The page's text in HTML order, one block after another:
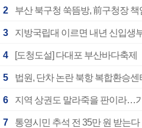
2 부산 북구청 쑥뜸방, 前구청장
3 지방국립대 이르면 내년 신입생
4 [도청도설] 다대포 부산바다축제
5 법원, 단차 논란 북항 복합환승
6 지역 상권도 말라죽을 판이라…
7 통영시민 추석 전 35만 원 받는다